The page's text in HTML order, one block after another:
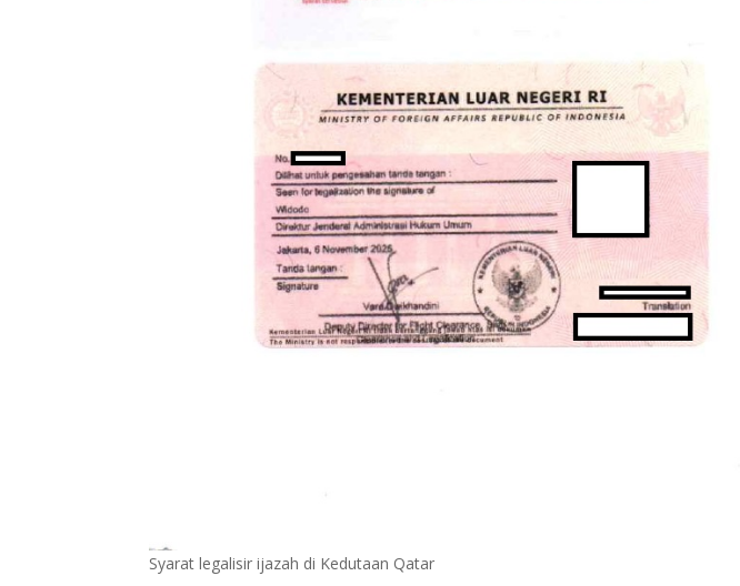
Syarat legalisir ijazah di Kedutaan Qatar